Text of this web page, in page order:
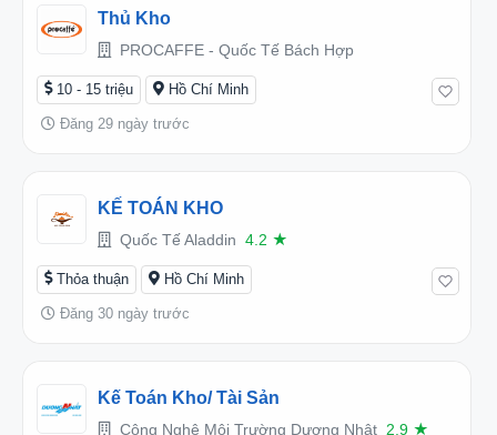
Thủ Kho
PROCAFFE - Quốc Tế Bách Hợp
10 - 15 triệu Hồ Chí Minh
Đăng 29 ngày trước
KẾ TOÁN KHO
Quốc Tế Aladdin 4.2 ★
Thỏa thuận Hồ Chí Minh
Đăng 30 ngày trước
Kế Toán Kho/ Tài Sản
Công Nghệ Môi Trường Dương Nhật 2.9 ★